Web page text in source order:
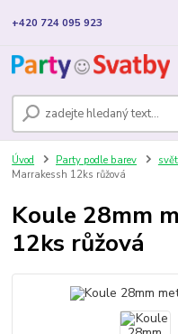
+420 724 095 923
Úvod Party podle barev
Marrakessh 12ks růžová
Koule 28mm
12ks růžová